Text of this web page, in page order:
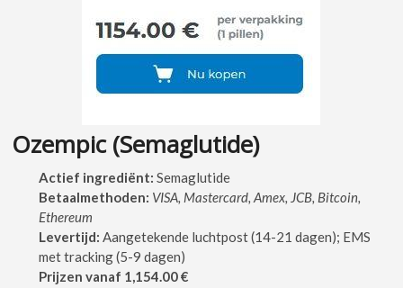
Ozempic (Semaglutide)
Actief ingrediënt:Semaglutide
Betaalmethoden: VISA, Mastercard, Amex, JCB, Bitcoin,
Ethereum
Levertijd: Aangetekende luchtpost (14-21 dagen); EMS
met tracking (5-9 dagen)
Prijzen vanaf 1,154.00 €